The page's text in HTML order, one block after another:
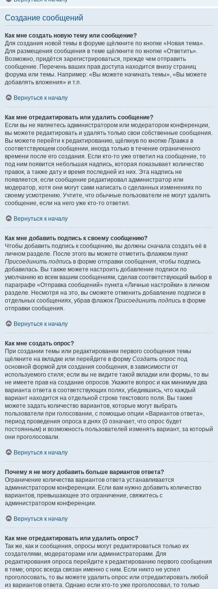
Создание сообщений
Как мне создать новую тему или сообщение?
Для создания новой темы в форуме щёлкните по кнопке «Новая тема».
Для размещения сообщения в теме щёлкните по кнопке «Ответить».
Возможно, придётся зарегистрироваться, прежде чем отправить
сообщение. Перечень ваших прав доступа находится внизу страниц
форума или темы. Например: «Вы можете начинать темы», «Вы можете
добавлять вложения» и т.п.
Вернуться к началу
Как мне отредактировать или удалить сообщение?
Если вы не являетесь администратором или модератором конференции,
вы можете редактировать и удалять только свои собственные сообщения.
Вы можете перейти к редактированию, щёлкнув по кнопке Правка в
соответствующем сообщении, иногда только в течение ограниченного
времени после его создания. Если кто-то уже ответил на сообщение, то
под ним появится небольшая надпись, которая показывает количество
правок, а также дату и время последней из них. Эта надпись не
появляется, если сообщение редактировал администратор или
модератор, хотя они могут сами написать о сделанных изменениях по
своему усмотрению. Учтите, что обычные пользователи не могут удалить
сообщение, если на него уже кто-то ответил.
Вернуться к началу
Как мне добавить подпись к своему сообщению?
Чтобы добавить подпись к сообщению, вы должны сначала создать её в
личном разделе. После этого вы можете отметить флажком пункт
Присоединить подпись в форме отправки сообщения, чтобы подпись
добавилась. Вы также можете настроить добавление подписи по
умолчанию ко всем вашим сообщениям, сделав соответствующий выбор в
параграфе «Отправка сообщений» пункта «Личные настройки» в личном
разделе. Несмотря на это, вы сможете отменить добавление подписи в
отдельных сообщениях, убрав флажок Присоединить подпись в форме
отправки сообщения.
Вернуться к началу
Как мне создать опрос?
При создании темы или редактировании первого сообщения темы
щёлкните на вкладке или перейдите в форму Создать опрос под
основной формой для создания сообщения, в зависимости от
используемого стиля; если вы не видите такой вкладки или формы, то вы
не имеете прав на создание опросов. Укажите вопрос и как минимум два
варианта ответа в соответствующих полях, убедившись, что каждый
вариант находится на отдельной строке текстового поля. Вы также
можете задать количество вариантов, которые могут выбрать
пользователи при голосовании, с помощью опции «Вариантов ответа»,
период проведения опроса в днях (0 означает, что опрос будет
постоянным) и возможность пользователей изменять вариант, за который
они проголосовали.
Вернуться к началу
Почему я не могу добавить больше вариантов ответа?
Ограничение количества вариантов ответа устанавливается
администратором конференции. Если вам нужно добавить количество
вариантов, превышающее это ограничение, свяжитесь с
администратором конференции.
Вернуться к началу
Как мне отредактировать или удалить опрос?
Так же, как и сообщения, опросы могут редактироваться только их
создателями, модераторами или администраторами. Для
редактирования опроса перейдите к редактированию первого сообщения
в теме; опрос всегда связан именно с ним. Если никто не успел
проголосовать, то вы можете удалить опрос или отредактировать любой
из вариантов ответа. Однако если кто-то уже проголосовал, то только